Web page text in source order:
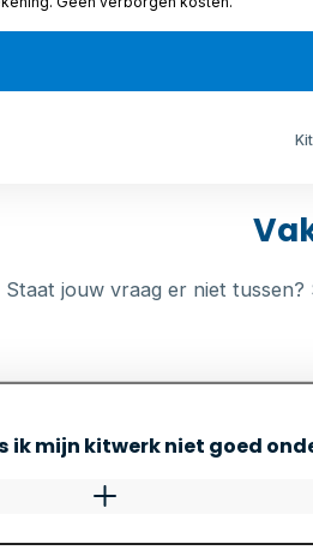
Staat jouw vraag er niet tussen?
ik mijn kitwerk niet goed